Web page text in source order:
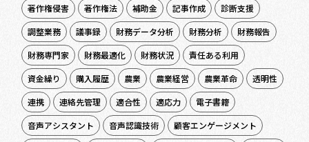
著作権侵害
著作権法 補助金 記事作成
診断支援
調整業務
議事録 財務データ分析 財務分析
財務報告
財務専門家
財務最適化 財務状況
責任ある利用
資金繰り
購入履歴 農業 農業経営 農業革命
透明性
連携
連絡先管理 適合性 適応力
電子書籍
音声アシスタント
音声認識技術
顧客エンゲージメント